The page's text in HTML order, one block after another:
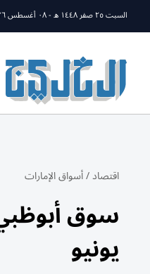
السبت ٢٥ صفر ١٤٤٨ ه - ٠٨ أغسطس ٢٠٢٦
اقتصاد/أسواق الإمارات
يونيو